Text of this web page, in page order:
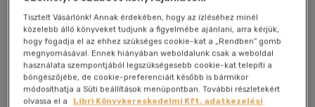
Kívánságlistához adom Megosztom
Tisztelt Vásárlónk! Annak érdekében, hogy az ízléséhez minél
közelebb álló könyveket tudjunk a figyelmébe ajánlani, arra kérjük,
hogy fogadja el az ehhez szükséges cookie-kat a „Rendben” gomb
megnyomásával. Ennek hiányában weboldalunk csak a weboldal
használata szempontjából legszükségesebb cookie-kat telepíti a
böngészőjébe, de cookie-preferenciáit később is bármikor
módosíthatja a Süti beállítások menüpontban. További részletekért
olvassa el a
Libri Könyvkereskedelmi Kft. adatkezelési